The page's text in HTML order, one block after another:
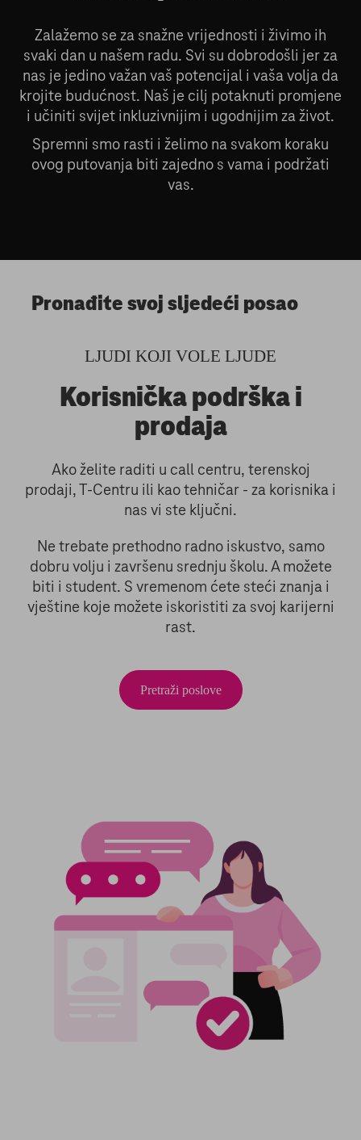
Zalažemo se za snažne vrijednosti i živimo ih
svaki dan u našem radu. Svi su dobrodošli jer za
nas je jedino važan vaš potencijal i vaša volja da
krojite budućnost. Naš je cilj potaknuti promjene
i učiniti svijet inkluzivnijim i ugodnijim za život.
Spremni smo rasti i želimo na svakom koraku
ovog putovanja biti zajedno s vama i podržati
vas.
Pronađite svoj sljedeći posao
LJUDI KOJI VOLE LJUDE
Korisnička podrška i
prodaja
Ako želite raditi u call centru, terenskoj
prodaji, T-Centru ili kao tehničar - za korisnika i
nas vi ste ključni.
Ne trebate prethodno radno iskustvo, samo
dobru volju i završenu srednju školu. A možete
biti i student. S vremenom ćete steći znanja i
vještine koje možete iskoristiti za svoj karijerni
rast.
Pretraži poslove